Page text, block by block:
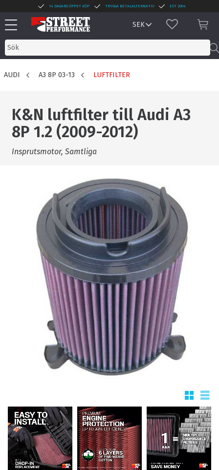
Meny
14 DAGARS ÖPPET KÖP TRYGGA BETALALTERNATIV EST 2004
FAVORITER
AUDI A3 8P 03-13 LUFTFILTER
K&N luftfilter till Audi A3
8P 1.2 (2009-2012)
Insprutsmotor, Samtliga